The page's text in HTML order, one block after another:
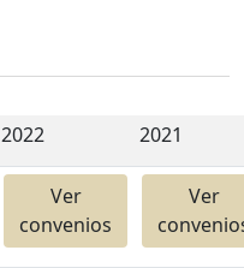
2022 2021
Ver
convenios
Ver